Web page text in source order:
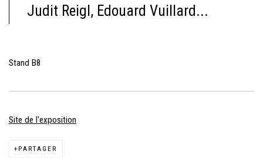
Judit Reigl, Edouard Vuillard...
Stand B8
Site de l'exposition
PARTAGER